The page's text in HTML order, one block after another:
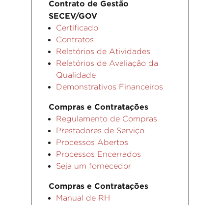
Contrato de Gestão
SECEV/GOV
Certificado
Contratos
Relatórios de Atividades
Relatórios de Avaliação da
Qualidade
Demonstrativos Financeiros
Compras e Contratações
Regulamento de Compras
Prestadores de Serviço
Processos Abertos
Processos Encerrados
Seja um fornecedor
Compras e Contratações
Manual de RH